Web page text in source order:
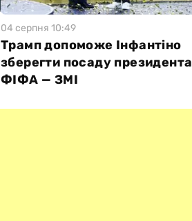
04 серпня 10:49
Трамп допоможе Інфантіно
зберегти посаду президента
ФІФА — ЗМІ